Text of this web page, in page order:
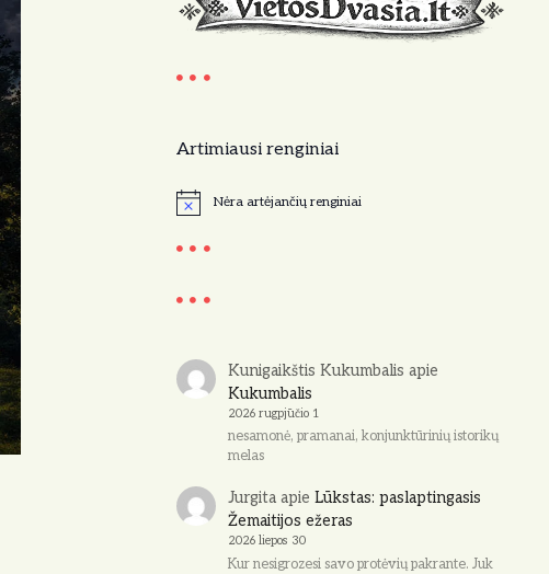
Artimiausi renginiai
N
t
e
Nėra artėjančių renginiai
Kunigaikštis Kukumbalis apie
Kukumbalis
2026 rugpjūčio 1
nesamonė, pramanai, konjunktūrinių istorikų
melas
Jurgitaapie Lūkstas: paslaptingasis
Žemaitijos ežeras
2026 liepos 30
Kur nesigrozesi savo protėvių pakrante. Juk